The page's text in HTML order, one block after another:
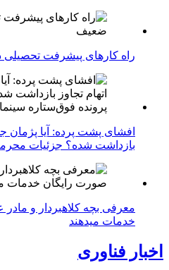
راه کارهای پیشرفت
افشای پشت پرده: آیا پژمان
بازداشت شده؟ جزئیات
معرفی بچه کلاهبردار و
خدمات میدهند
اخبار فناوری